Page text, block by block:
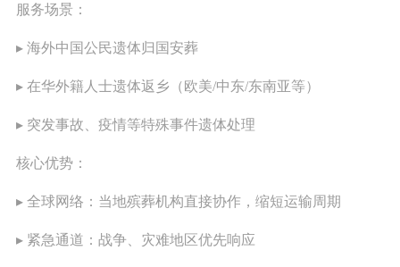
服务场景：
▸ 海外中国公民遗体归国安葬
▸ 在华外籍人士遗体返乡（欧美/中东/东南亚等）
▸ 突发事故、疫情等特殊事件遗体处理
核心优势：
▸ 全球网络：当地殡葬机构直接协作，缩短运输周期
▸ 紧急通道：战争、灾难地区优先响应